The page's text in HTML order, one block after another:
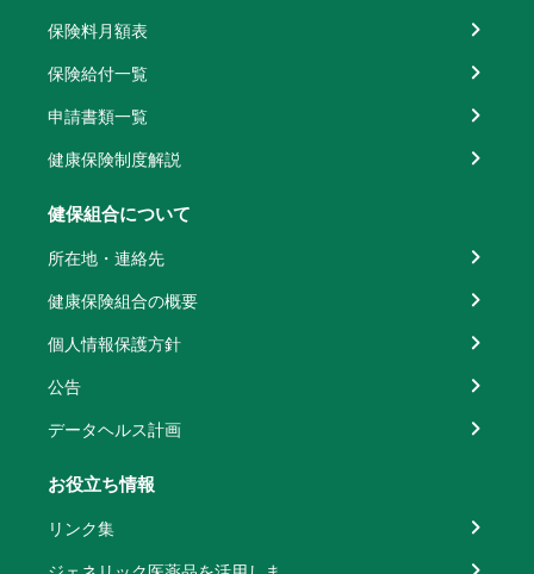
保険料月額表
保険給付一覧
申請書類一覧
健康保険制度解説
健保組合について
所在地・連絡先
健康保険組合の概要
個人情報保護方針
公告
データヘルス計画
お役立ち情報
リンク集